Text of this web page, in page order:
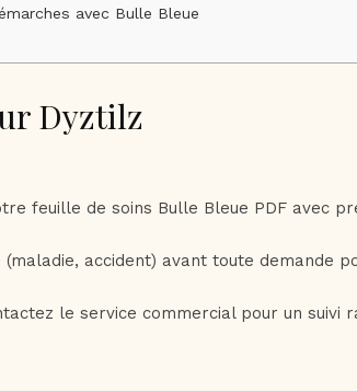
avec Bulle Bleue
Dyztilz
feuille de soins Bulle Bleue PDF avec
(maladie, accident) avant toute demande
le service commercial pour un suivi